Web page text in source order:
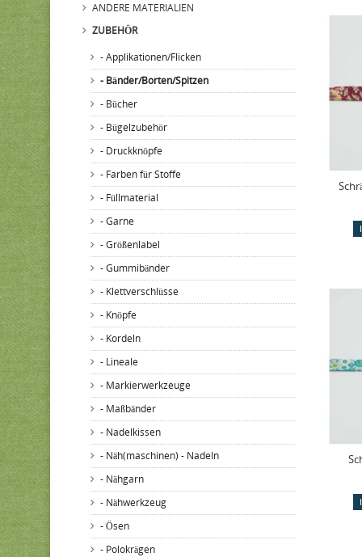
ANDERE MATERIALIEN
ZUBEHÖR
- Applikationen/Flicken
- Bänder/Borten/Spitzen
- Bücher
- Bügelzubehör
- Druckknöpfe
- Farben für Stoffe
- Füllmaterial
- Garne
- Größenlabel
- Gummibänder
- Klettverschlüsse
- Knöpfe
- Kordeln
- Lineale
- Markierwerkzeuge
- Maßbänder
- Nadelkissen
- Näh(maschinen) - Nadeln
- Nähgarn
- Nähwerkzeug
- Ösen
- Polokrägen